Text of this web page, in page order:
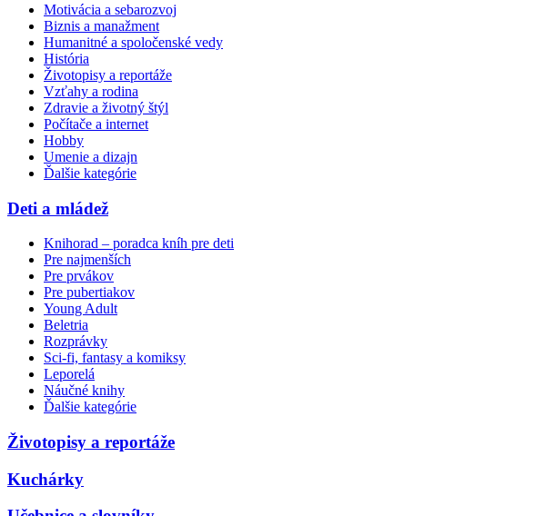
Motivácia a sebarozvoj
Biznis a manažment
Humanitné a spoločenské vedy
História
Životopisy a reportáže
Vzťahy a rodina
Zdravie a životný štýl
Počítače a internet
Hobby
Umenie a dizajn
Ďalšie kategórie
Deti a mládež
Knihorad – poradca kníh pre deti
Pre najmenších
Pre prvákov
Pre pubertiakov
Young Adult
Beletria
Rozprávky
Sci-fi, fantasy a komiksy
Leporelá
Náučné knihy
Ďalšie kategórie
Životopisy a reportáže
Kuchárky